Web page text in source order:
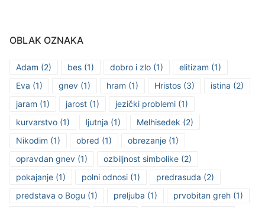
OBLAK OZNAKA
Adam (2) bes (1) dobro i zlo (1) elitizam (1)
Eva (1) gnev (1) hram (1) Hristos (3) istina (2)
jaram (1) jarost (1) jezički problemi (1)
kurvarstvo (1) ljutnja (1) Melhisedek (2)
Nikodim (1) obred (1) obrezanje (1)
opravdan gnev (1) ozbiljnost simbolike (2)
pokajanje (1) polni odnosi (1) predrasuda (2)
predstava o Bogu (1) preljuba (1) prvobitan greh (1)